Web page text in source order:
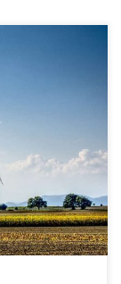
Poels In